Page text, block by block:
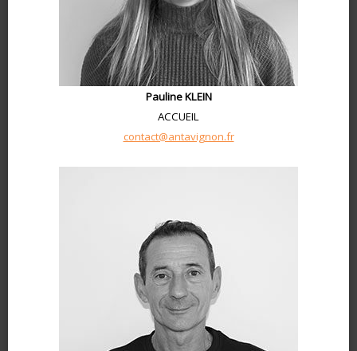
Pauline KLEIN
ACCUEIL
contact@antavignon.fr